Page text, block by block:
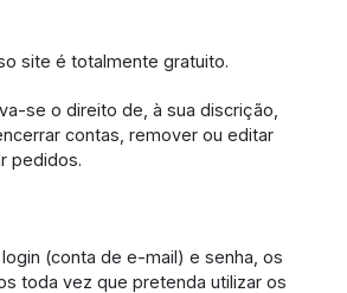
site é totalmente gratuito.
se o direito de, à sua discrição,
contas, remover ou editar
pedidos.
(conta de e-mail) e senha, os
toda vez que pretenda utilizar os